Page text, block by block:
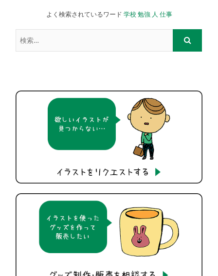
よく検索されているワード 学校 勉強 人 仕事